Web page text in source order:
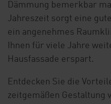
Dämmung bemerkbar
Jahreszeit sorgt eine
ein angenehmes
Ihnen für viele Jahre
Hausfassade erspart.
Entdecken Sie die
zeitgemäßen Gestaltung